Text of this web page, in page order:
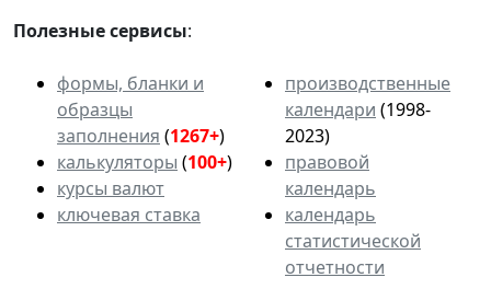
Полезные сервисы:
формы, бланки и
образцы
заполнения (1267+)
калькуляторы (100+)
курсы валют
ключевая ставка
производственные
календари (1998-
2023)
правовой
календарь
календарь
статистической
отчетности